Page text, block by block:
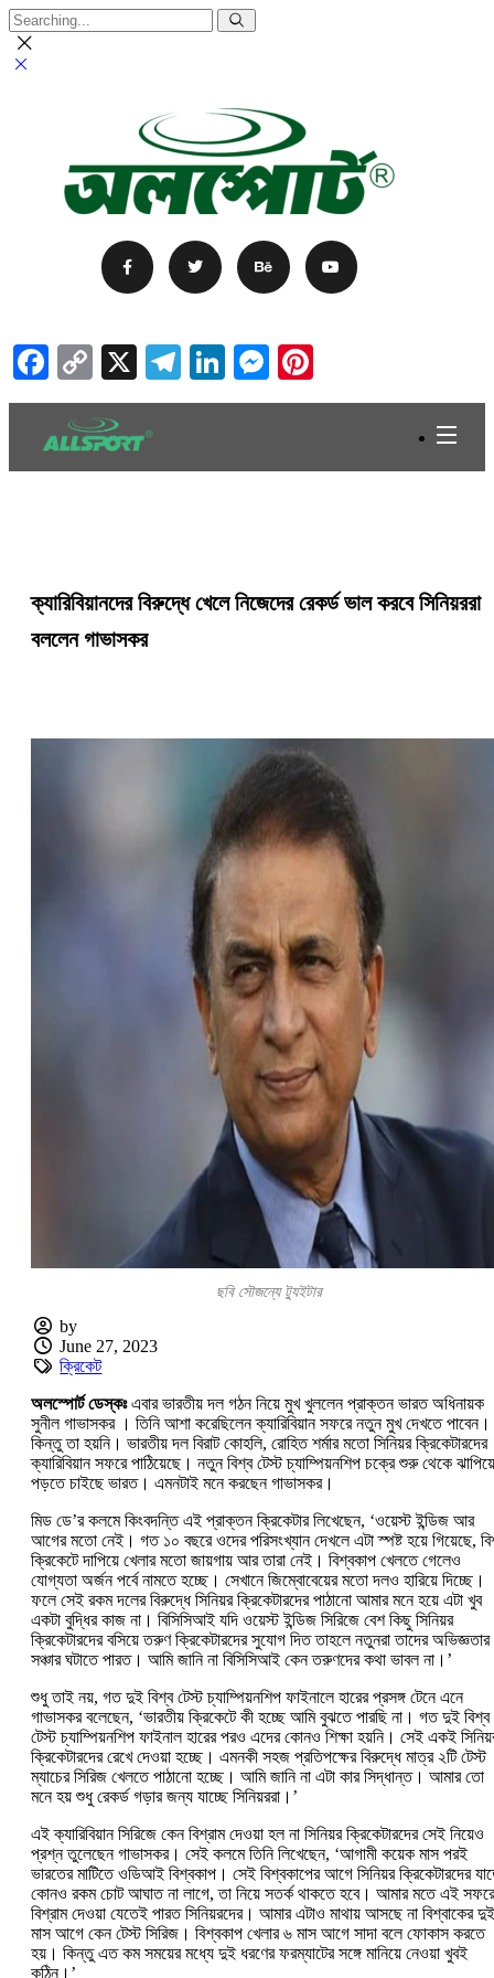
Facebook
Copy
Link
X Telegram
LinkedIn
Messenger
ক্যারিবিয়ানদের বিরুদ্ধে খেলে নিজেদের রেকর্ড ভাল করবে সিনিয়ররা
বললেন গাভাসকর
ছবি সৌজন্যে ট্যুইটার
by
June 27, 2023
ক্রিকেট
অলস্পোর্ট ডেস্কঃএবার ভারতীয় দল গঠন নিয়ে মুখ খুললেন প্রাক্তন ভারত অধিনায়ক
সুনীল গাভাসকর । তিনি আশা করেছিলেন ক্যারিবিয়ান সফরে নতুন মুখ দেখতে পাবেন।
কিন্তু তা হয়নি। ভারতীয় দল বিরাট কোহলি, রোহিত শর্মার মতো সিনিয়র ক্রিকেটারদের
ক্যারিবিয়ান সফরে পাঠিয়েছে। নতুন বিশ্ব টেস্ট চ্যাম্পিয়নশিপ চক্রে শুরু থেকে ঝাপিয়ে
পড়তে চাইছে ভারত। এমনটাই মনে করছেন গাভাসকর।
মিড ডে’র কলমে কিংবদন্তি এই প্রাক্তন ক্রিকেটার লিখেছেন, ‘ওয়েস্ট ইন্ডিজ আর
আগের মতো নেই। গত ১০ বছরে ওদের পরিসংখ্যান দেখলে এটা স্পষ্ট হয়ে গিয়েছে,
ক্রিকেটে দাপিয়ে খেলার মতো জায়গায় আর তারা নেই। বিশ্বকাপ খেলতে গেলেও
যোগ্যতা অর্জন পর্বে নামতে হচ্ছে। সেখানে জিম্বোবেয়ের মতো দলও হারিয়ে দিচ্ছে।
ফলে সেই রকম দলের বিরুদ্ধে সিনিয়র ক্রিকেটারদের পাঠানো আমার মনে হয়ে এটা খুব
একটা বুদ্ধির কাজ না। বিসিসিআই যদি ওয়েস্ট ইন্ডিজ সিরিজে বেশ কিছু সিনিয়র
ক্রিকেটারদের বসিয়ে তরুণ ক্রিকেটারদের সুযোগ দিত তাহলে নতুনরা তাদের অভিজ্ঞতার
সঞ্চার ঘটাতে পারত। আমি জানি না বিসিসিআই কেন তরুণদের কথা ভাবল না।’
শুধু তাই নয়, গত দুই বিশ্ব টেস্ট চ্যাম্পিয়নশিপ ফাইনালে হারের প্রসঙ্গ টেনে এনে
গাভাসকর বলেছেন, ‘ভারতীয় ক্রিকেটে কী হচ্ছে আমি বুঝতে পারছি না। গত দুই বিশ্ব
টেস্ট চ্যাম্পিয়নশিপ ফাইনাল হারের পরও এদের কোনও শিক্ষা হয়নি। সেই একই
ক্রিকেটারদের রেখে দেওয়া হচ্ছে। এমনকী সহজ প্রতিপক্ষের বিরুদ্ধে মাত্র ২টি টেস্ট
ম্যাচের সিরিজ খেলতে পাঠানো হচ্ছে। আমি জানি না এটা কার সিদ্ধান্ত। আমার তো
মনে হয় শুধু রেকর্ড গড়ার জন্য যাচ্ছে সিনিয়ররা।’
এই ক্যারিবিয়ান সিরিজে কেন বিশ্রাম দেওয়া হল না সিনিয়র ক্রিকেটারদের সেই নিয়েও
প্রশ্ন তুলেছেন গাভাসকর। সেই কলমে তিনি লিখেছেন, ‘আগামী কয়েক মাস পরই
ভারতের মাটিতে ওডিআই বিশ্বকাপ। সেই বিশ্বকাপের আগে সিনিয়র ক্রিকেটারদের
কোনও রকম চোট আঘাত না লাগে, তা নিয়ে সতর্ক থাকতে হবে। আমার মতে এই সফরে
বিশ্রাম দেওয়া যেতেই পারত সিনিয়রদের। আমার এটাও মাথায় আসছে না বিশ্বাকের দুই
মাস আগে কেন টেস্ট সিরিজ। বিশ্বকাপ খেলার ৬ মাস আগে সাদা বলে ফোকাস করতে
হয়। কিন্তু এত কম সময়ের মধ্যে দুই ধরণের ফরম্যাটের সঙ্গে মানিয়ে নেওয়া খুবই
কঠিন।’